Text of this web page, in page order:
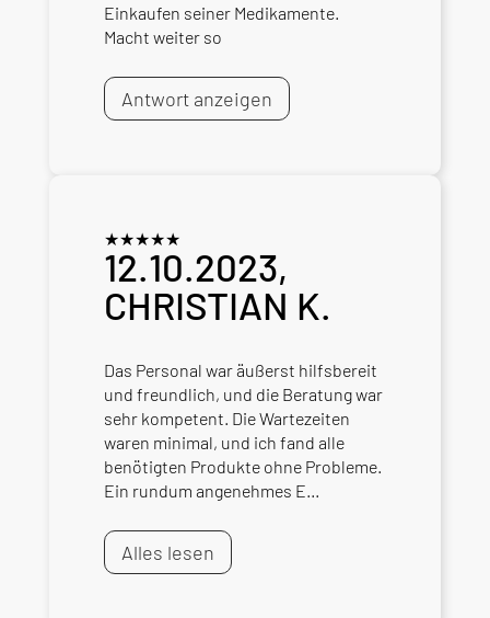
Einkaufen seiner Medikamente.
Macht weiter so
Antwort anzeigen
★★★★★
12.10.2023,
CHRISTIAN K.
Das Personal war äußerst hilfsbereit
und freundlich, und die Beratung war
sehr kompetent. Die Wartezeiten
waren minimal, und ich fand alle
benötigten Produkte ohne Probleme.
Ein rundum angenehmes E...
Alles lesen